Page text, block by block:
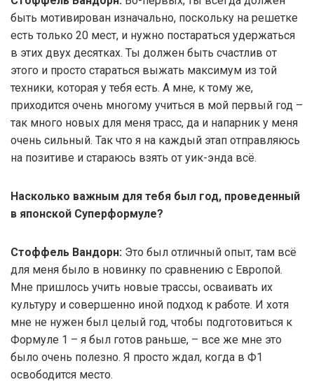
быть мотивирован изначально, поскольку на решетке
есть только 20 мест, и нужно постараться удержаться
в этих двух десятках. Ты должен быть счастлив от
этого и просто стараться выжать максимум из той
техники, которая у тебя есть. А мне, к тому же,
приходится очень многому учиться в мой первый год –
так много новых для меня трасс, да и напарник у меня
очень сильный. Так что я на каждый этап отправляюсь
на позитиве и стараюсь взять от уик-энда всё.
Насколько важным для тебя был год, проведенный
в японской Суперформуле?
Стоффель Вандорн: Это был отличный опыт, там всё
для меня было в новинку по сравнению с Европой.
Мне пришлось учить новые трассы, осваивать их
культуру и совершенно иной подход к работе. И хотя
мне не нужен был целый год, чтобы подготовиться к
Формуле 1 – я был готов раньше, – все же мне это
было очень полезно. Я просто ждал, когда в Ф1
освободится место.